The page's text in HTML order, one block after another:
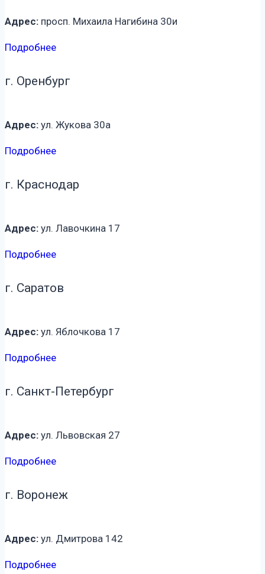
Адрес: просп. Михаила Нагибина 30и
Подробнее
г. Оренбург
Адрес: ул. Жукова 30а
Подробнее
г. Краснодар
Адрес: ул. Лавочкина 17
Подробнее
г. Саратов
Адрес: ул. Яблочкова 17
Подробнее
г. Санкт-Петербург
Адрес: ул. Львовская 27
Подробнее
г. Воронеж
Адрес: ул. Дмитрова 142
Подробнее